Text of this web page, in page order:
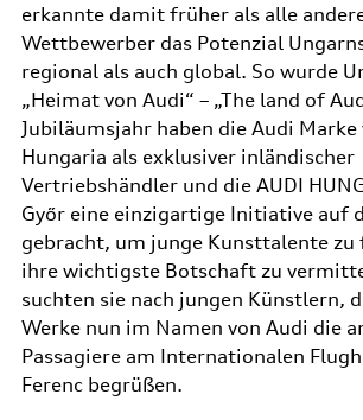
erkannte damit früher als alle
Wettbewerber das Potenzial
regional als auch global. So wurde
„Heimat von Audi“ – „The land of
Jubiläumsjahr haben die Audi Marke
Hungaria als exklusiver inländischer
Vertriebshändler und die AUDI
Győr eine einzigartige Initiative auf
gebracht, um junge Kunsttalente zu
ihre wichtigste Botschaft zu
suchten sie nach jungen Künstlern,
Werke nun im Namen von Audi die
Passagiere am Internationalen
Ferenc begrüßen.